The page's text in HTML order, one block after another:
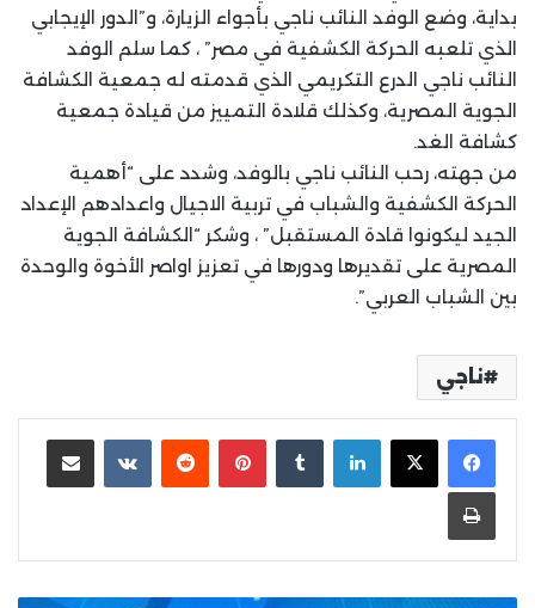
بداية، وضع الوفد النائب ناجي بأجواء الزيارة، و”الدور الإيجابي
الذي تلعبه الحركة الكشفية في مصر” ، كما سلم الوفد
النائب ناجي الدرع التكريمي الذي قدمته له جمعية الكشافة
الجوية المصرية، وكذلك قلادة التمييز من قيادة جمعية
كشافة الغد.
من جهته، رحب النائب ناجي بالوفد، وشدد على “أهمية
الحركة الكشفية والشباب في تربية الاجيال واعدادهم الإعداد
الجيد ليكونوا قادة المستقبل” ، وشكر “الكشافة الجوية
المصرية على تقديرها ودورها في تعزيز اواصر الأخوة والوحدة
بين الشباب العربي”.
ناجي
لينكدإن بينتيريست مشاركة عبر البريد
طباعة